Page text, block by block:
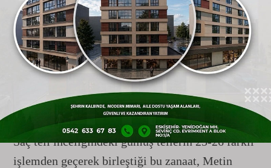
"Bir numune aldım, parçaları söküp yeniden bir
araya getirerek tekniği çözdüm. Adeta bir
mühendis gibi sıfırdan kendi formülümü
kurdum."
Zırhın Zarif Dönüşümü: Gümüş Gömlekler
ve Kravatlar
Saç teli inceliğindeki gümüş tellerin 25-26 farklı
işlemden geçerek birleştiği bu zanaat, Metin